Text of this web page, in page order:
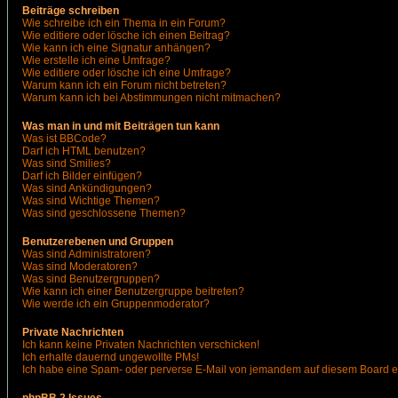
Beiträge schreiben
Wie schreibe ich ein Thema in ein Forum?
Wie editiere oder lösche ich einen Beitrag?
Wie kann ich eine Signatur anhängen?
Wie erstelle ich eine Umfrage?
Wie editiere oder lösche ich eine Umfrage?
Warum kann ich ein Forum nicht betreten?
Warum kann ich bei Abstimmungen nicht mitmachen?
Was man in und mit Beiträgen tun kann
Was ist BBCode?
Darf ich HTML benutzen?
Was sind Smilies?
Darf ich Bilder einfügen?
Was sind Ankündigungen?
Was sind Wichtige Themen?
Was sind geschlossene Themen?
Benutzerebenen und Gruppen
Was sind Administratoren?
Was sind Moderatoren?
Was sind Benutzergruppen?
Wie kann ich einer Benutzergruppe beitreten?
Wie werde ich ein Gruppenmoderator?
Private Nachrichten
Ich kann keine Privaten Nachrichten verschicken!
Ich erhalte dauernd ungewollte PMs!
Ich habe eine Spam- oder perverse E-Mail von jemandem auf diesem Board